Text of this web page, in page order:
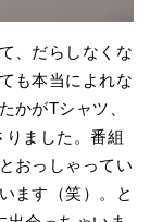
、だらしなくな
も本当によれな
かがTシャツ、
ました。番組
おっしゃってい
ます（笑）。と